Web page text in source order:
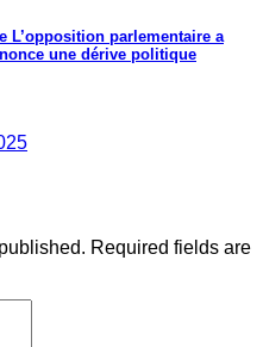
L’opposition parlementaire a
une dérive politique
Required fields are